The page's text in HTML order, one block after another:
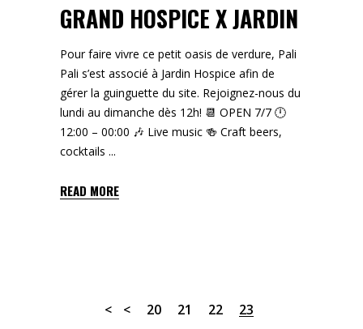
GRAND HOSPICE X JARDIN
Pour faire vivre ce petit oasis de verdure, Pali
Pali s’est associé à Jardin Hospice afin de
gérer la guinguette du site. Rejoignez-nous du
lundi au dimanche dès 12h! 📆 OPEN 7/7 🕛
12:00 – 00:00 🎶 Live music 🍻 Craft beers,
cocktails
READ MORE
20 21 22 23